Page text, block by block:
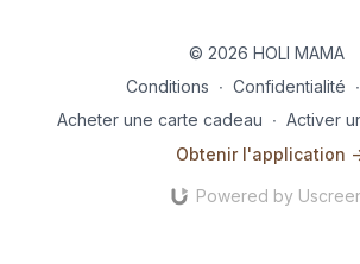
© 2026 HOLI MAMA
Conditions ∙ Confidentialité ∙
Acheter une carte cadeau ∙ Activer
Obtenir l'application -
Powered by